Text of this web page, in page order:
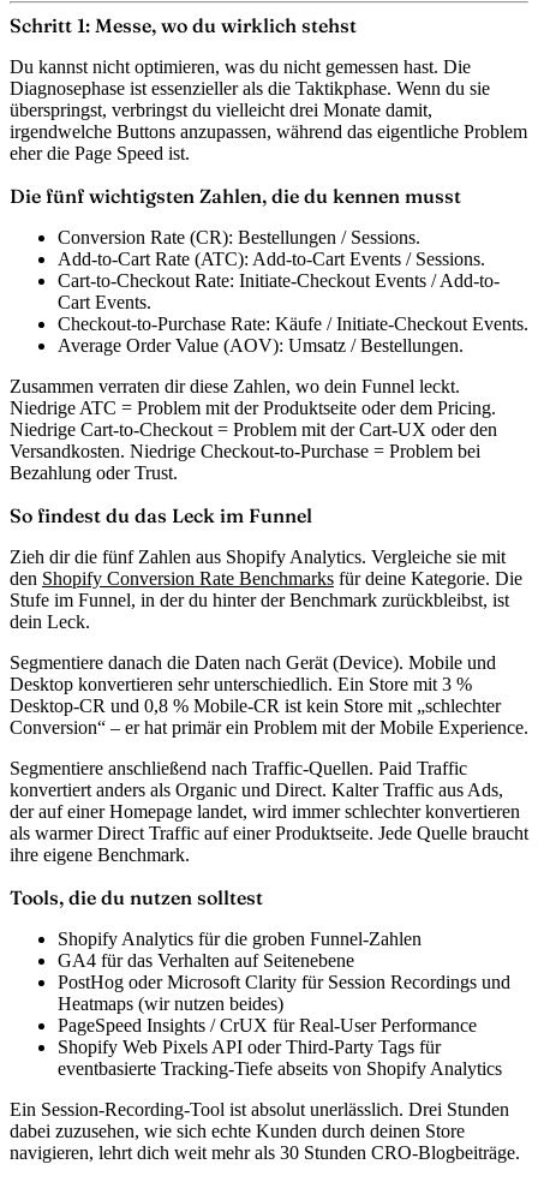
Schritt 1: Messe, wo du wirklich stehst
Du kannst nicht optimieren, was du nicht gemessen hast. Die
Diagnosephase ist essenzieller als die Taktikphase. Wenn du sie
überspringst, verbringst du vielleicht drei Monate damit,
irgendwelche Buttons anzupassen, während das eigentliche Problem
eher die Page Speed ist.
Die fünf wichtigsten Zahlen, die du kennen musst
Conversion Rate (CR): Bestellungen / Sessions.
Add-to-Cart Rate (ATC): Add-to-Cart Events / Sessions.
Cart-to-Checkout Rate: Initiate-Checkout Events / Add-to-
Cart Events.
Checkout-to-Purchase Rate: Käufe / Initiate-Checkout Events.
Average Order Value (AOV): Umsatz / Bestellungen.
Zusammen verraten dir diese Zahlen, wo dein Funnel leckt.
Niedrige ATC = Problem mit der Produktseite oder dem Pricing.
Niedrige Cart-to-Checkout = Problem mit der Cart-UX oder den
Versandkosten. Niedrige Checkout-to-Purchase = Problem bei
Bezahlung oder Trust.
So findest du das Leck im Funnel
Zieh dir die fünf Zahlen aus Shopify Analytics. Vergleiche sie mit
den Shopify Conversion Rate Benchmarks für deine Kategorie. Die
Stufe im Funnel, in der du hinter der Benchmark zurückbleibst, ist
dein Leck.
Segmentiere danach die Daten nach Gerät (Device). Mobile und
Desktop konvertieren sehr unterschiedlich. Ein Store mit 3 %
Desktop-CR und 0,8 % Mobile-CR ist kein Store mit „schlechter
Conversion“ – er hat primär ein Problem mit der Mobile Experience.
Segmentiere anschließend nach Traffic-Quellen. Paid Traffic
konvertiert anders als Organic und Direct. Kalter Traffic aus Ads,
der auf einer Homepage landet, wird immer schlechter konvertieren
als warmer Direct Traffic auf einer Produktseite. Jede Quelle braucht
ihre eigene Benchmark.
Tools, die du nutzen solltest
Shopify Analytics für die groben Funnel-Zahlen
GA4 für das Verhalten auf Seitenebene
PostHog oder Microsoft Clarity für Session Recordings und
Heatmaps (wir nutzen beides)
PageSpeed Insights / CrUX für Real-User Performance
Shopify Web Pixels API oder Third-Party Tags für
eventbasierte Tracking-Tiefe abseits von Shopify Analytics
Ein Session-Recording-Tool ist absolut unerlässlich. Drei Stunden
dabei zuzusehen, wie sich echte Kunden durch deinen Store
navigieren, lehrt dich weit mehr als 30 Stunden CRO-Blogbeiträge.